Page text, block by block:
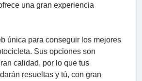
una gran experiencia
única para conseguir los mejores
Sus opciones son
calidad, por lo que tus
resueltas y tú, con gran